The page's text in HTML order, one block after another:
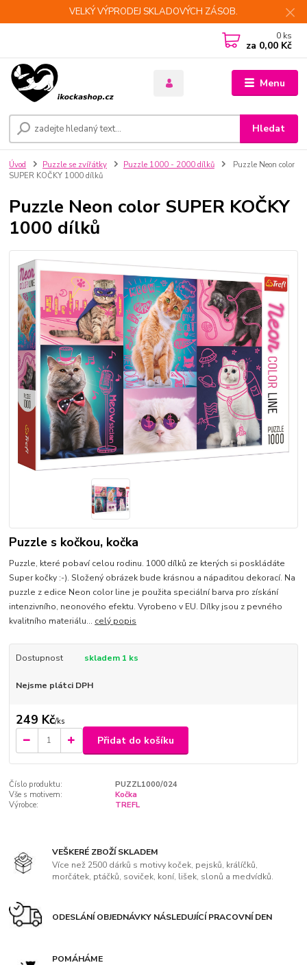
VELKÝ VÝPRODEJ SKLADOVÝCH ZÁSOB.
Menu
Hledat
0 ks
za 0,00 Kč
Úvod Puzzle se zvířátky Puzzle 1000 - 2000 dílků
Puzzle Neon color
SUPER KOČKY 1000 dílků
Puzzle Neon color SUPER KOČKY
1000 dílků
Puzzle s kočkou, kočka
Puzzle, které pobaví celou rodinu. 1000 dílků ze kterých si poskládáte
Super kočky :-). Složený obrázek bude krásnou a nápaditou dekorací. Na
puzzle z edice Neon color line je použita speciální barva pro získání
intenzivního, neonového efektu. Vyrobeno v EU. Dílky jsou z pevného
kvalitního materiálu... celý popis
Dostupnost skladem 1 ks
Nejsme plátci DPH
249 Kč/ks
Přidat do košíku
Číslo produktu:
PUZZL1000/024
Vše s motivem:
Kočka
Výrobce:
TREFL
VEŠKERÉ ZBOŽÍ SKLADEM
Více než 2500 dárků s motivy koček, pejsků, králíčků,
morčátek, ptáčků, soviček, koní, lišek, slonů a medvídků.
ODESLÁNÍ OBJEDNÁVKY NÁSLEDUJÍCÍ PRACOVNÍ DEN
POMÁHÁME